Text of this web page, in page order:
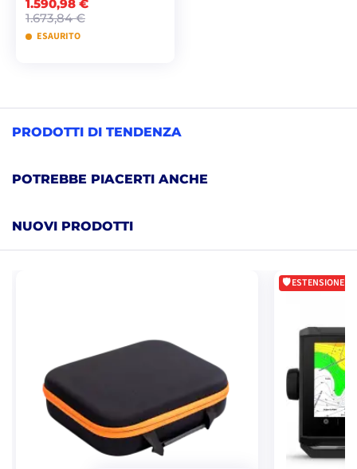
1.590,98 €
1.673,84 €
ESAURITO
CARRELLO
PRODOTTI DI TENDENZA
POTREBBE PIACERTI ANCHE
NUOVI PRODOTTI
ESTENSIONE DI